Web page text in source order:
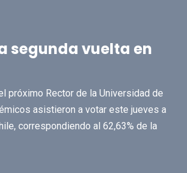
segunda vuelta en
próximo Rector de la Universidad de
asistieron a votar este jueves a
correspondiendo al 62,63% de la